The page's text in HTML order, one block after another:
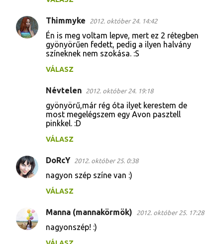
g
y
Thimmyke 2012. október 24. 14:42
Én is meg voltam lepve, mert ez 2 rétegben
gyönyörűen fedett, pedig a ilyen halvány
színeknek nem szokása. :S
VÁLASZ
Névtelen 2012. október 24. 19:18
gyönyörű,már rég óta ilyet kerestem de
most megelégszem egy Avon pasztell
pinkkel. :D
VÁLASZ
DoRcY 2012. október 25. 0:38
nagyon szép színe van :)
VÁLASZ
Manna (mannakörmök) 2012. október 25. 17:28
nagyonszép! :)